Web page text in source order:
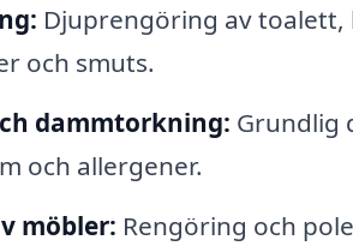
Djuprengöring av
och smuts.
dammtorkning: Grundlig
och allergener.
möbler: Rengöring och